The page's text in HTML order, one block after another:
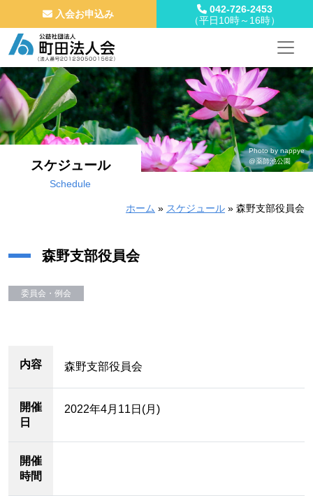
コンテンツへスキップ
メインナビゲーション
入会お申込み
042-726-2453
（平日10時～16時）
スケジュール
Schedule
Photo by nappye
@薬師池公園
ホーム » スケジュール » 森野支部役員会
森野支部役員会
委員会・例会
内容 森野支部役員会
開催
日
2022年4月11日(月)
開催
時間